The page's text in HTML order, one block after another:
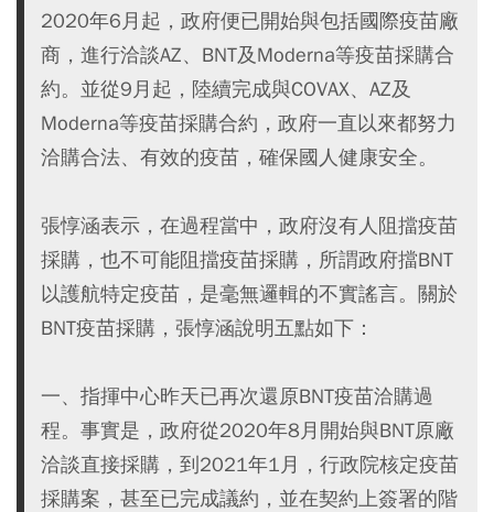
2020年6月起，政府便已開始與包括國際疫苗廠
商，進行洽談AZ、BNT及Moderna等疫苗採購合
約。並從9月起，陸續完成與COVAX、AZ及
Moderna等疫苗採購合約，政府一直以來都努力
洽購合法、有效的疫苗，確保國人健康安全。
張惇涵表示，在過程當中，政府沒有人阻擋疫苗
採購，也不可能阻擋疫苗採購，所謂政府擋BNT
以護航特定疫苗，是毫無邏輯的不實謠言。關於
BNT疫苗採購，張惇涵說明五點如下：
一、指揮中心昨天已再次還原BNT疫苗洽購過
程。事實是，政府從2020年8月開始與BNT原廠
洽談直接採購，到2021年1月，行政院核定疫苗
採購案，甚至已完成議約，並在契約上簽署的階